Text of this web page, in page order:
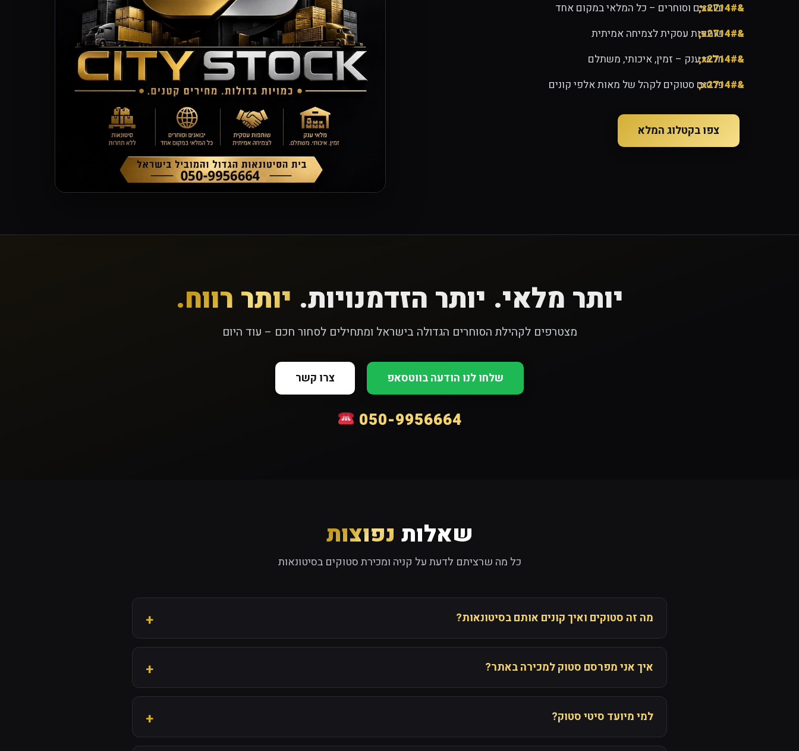
יבואנים וסוחרים – כל המלאי במקום אחד
שותפות עסקית לצמיחה אמיתית
מלאי ענק – זמין, איכותי, משתלם
פרסום סטוקים לקהל של מאות אלפי קונים
צפו בקטלוג המלא
יותר מלאי. יותר הזדמנויות. יותר רווח.
מצטרפים לקהילת הסוחרים הגדולה בישראל ומתחילים לסחור חכם – עוד היום
שלחו לנו הודעה בווטסאפ צרו קשר
050-9956664
שאלות נפוצות
כל מה שרציתם לדעת על קניה ומכירת סטוקים בסיטונאות
מה זה סטוקים ואיך קונים אותם בסיטונאות?
איך אני מפרסם סטוק למכירה באתר?
למי מיועד סיטי סטוק?